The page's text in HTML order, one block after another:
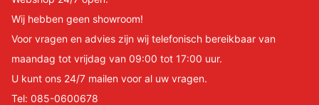
Wij hebben geen showroom!
Voor vragen en advies zijn wij telefonisch bereikbaar van
maandag tot vrijdag van 09:00 tot 17:00 uur.
U kunt ons 24/7 mailen voor al uw vragen.
Tel: 085-0600678